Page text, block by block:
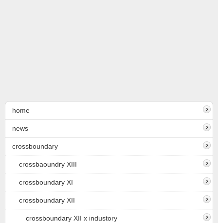
home
news
crossboundary
crossbaoundry XIII
crossboundary XI
crossboundary XII
crossboundary XII x industory